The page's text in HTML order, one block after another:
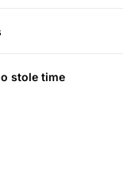
stole time